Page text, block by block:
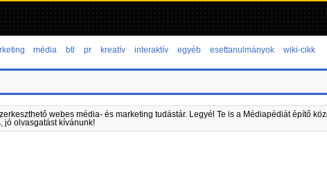
média btl pr kreatív interaktív egyéb esettanulmányok wiki-cikk
webes média- és marketing tudástár. Legyél Te is a Médiapédiát építő
jó olvasgatást kívánunk!